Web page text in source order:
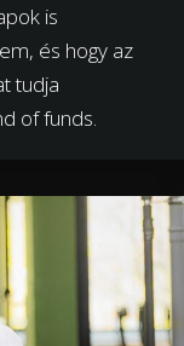
is
és hogy az
tudja
of funds.